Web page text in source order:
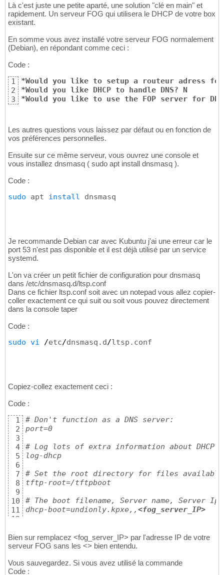
Là c'est juste une petite aparté, une solution "clé en main" et
rapidement. Un serveur FOG qui utilisera le DHCP de votre box
existant.
En somme vous avez installé votre serveur FOG normalement
(Debian), en répondant comme ceci :
Code :
1
2
3
*Would you like to setup a routeur adress for
*Would you like DHCP to handle DNS? N
*Would you like to use the FOP server for
Les autres questions vous laissez par défaut ou en fonction de
vos préférences personnelles.
Ensuite sur ce même serveur, vous ouvrez une console et
vous installez dnsmasq ( sudo apt install dnsmasq ).
Code :
sudo apt install dnsmasq
Je recommande Debian car avec Kubuntu j'ai une erreur car le
port 53 n'est pas disponible et il est déjà utilisé par un service
systemd.
L'on va créer un petit fichier de configuration pour dnsmasq
dans /etc/dnsmasq.d/ltsp.conf
Dans ce fichier ltsp.conf soit avec un notepad vous allez copier-
coller exactement ce qui suit ou soit vous pouvez directement
dans la console taper
Code :
sudo vi /etc/dnsmasq.d/ltsp.conf
Copiez-collez exactement ceci :
Code :
1
2
3
4
5
6
7
8
9
10
11
12
14
15
17
18
# Don't function as a DNS server:
port=0
# Log lots of extra information about DHCP
log-dhcp
# Set the root directory for files available
tftp-root=/tftpboot
# The boot filename, Server name, Server Ip
dhcp-boot=undionly.kpxe,, <fog_server_IP>
# option space. That's to avoid confusing
dhcp-no-override
# inspect the vendor class string and
dhcp-vendorclass=BIOS,PXEClient:Arch:00000
Bien sur remplacez <fog_server_IP> par l'adresse IP de votre
serveur FOG sans les <> bien entendu.
Vous sauvegardez. Si vous avez utilisé la commande
Code :